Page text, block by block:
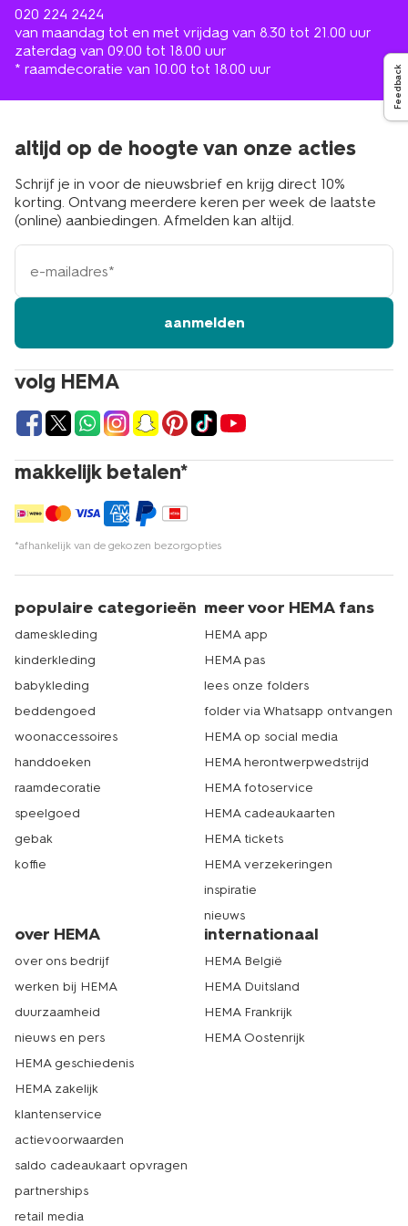
020 224 2424
van maandag tot en met vrijdag van 8.30 tot 21.00 uur
zaterdag van 09.00 tot 18.00 uur
* raamdecoratie van 10.00 tot 18.00 uur
volg HEMA
makkelijk betalen*
*afhankelijk van de gekozen bezorgopties
altijd op de hoogte van onze acties
Schrijf je in voor de nieuwsbrief en krijg direct 10%
korting. Ontvang meerdere keren per week de laatste
(online) aanbiedingen. Afmelden kan altijd.
e-
mailadres
aanmelden
populaire categorieën
dameskleding
kinderkleding
babykleding
beddengoed
woonaccessoires
handdoeken
raamdecoratie
speelgoed
gebak
koffie
meer voor HEMA fans
HEMA app
HEMA pas
lees onze folders
folder via Whatsapp ontvangen
HEMA op social media
HEMA herontwerpwedstrijd
HEMA fotoservice
HEMA cadeaukaarten
HEMA tickets
HEMA verzekeringen
inspiratie
nieuws
over HEMA
over ons bedrijf
werken bij HEMA
duurzaamheid
nieuws en pers
HEMA geschiedenis
HEMA zakelijk
klantenservice
actievoorwaarden
saldo cadeaukaart opvragen
partnerships
retail media
internationaal
HEMA België
HEMA Duitsland
HEMA Frankrijk
HEMA Oostenrijk
Feedback